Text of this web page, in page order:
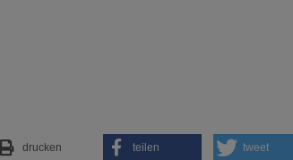
drucken teilen tweet